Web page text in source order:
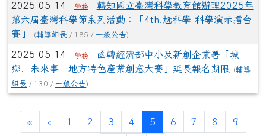
2025-05-14 學務
轉知國立臺灣科學教育館辦理2025年
第六屆臺灣科學節系列活動：「4th.尬科學-科學演示擂台
賽」
(輔導組長 / 185 / 一般公告)
2025-05-14 學務
函轉經濟部中小及新創企業署「城
鄉．未來事－地方特色產業創意大賽」延長報名期限
(輔導
組長 / 130 / 一般公告)
« ‹ 1 2 3 4 5 (current)
6 7 8 9